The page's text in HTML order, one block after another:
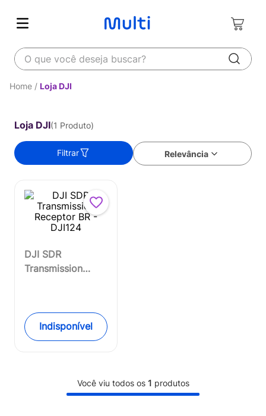
O que você deseja buscar?
Loja DJI
Loja DJI 1 Produto
Relevância
Filtrar
DJI SDR
Transmission
Indisponível
Você viu todos os 1 produtos